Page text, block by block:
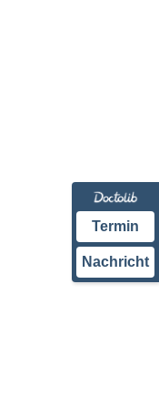
Termin
Nachricht